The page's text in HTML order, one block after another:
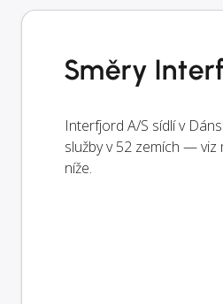
Směry
Interfjord A/S sídlí v
služby v 52 zemích — viz
níže.